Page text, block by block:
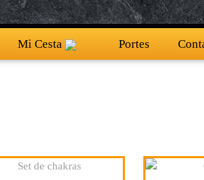
Mi Cesta Portes